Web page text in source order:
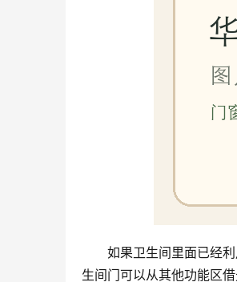
如果卫生间里面已经
生间门可以从其他功能区